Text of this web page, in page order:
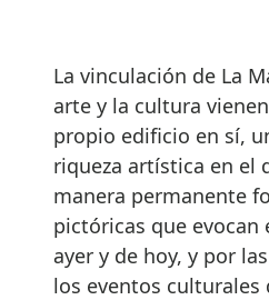
La vinculación de La
arte y la cultura
propio edificio en sí,
riqueza artística en el
manera permanente
pictóricas que evocan
ayer y de hoy, y por
los eventos culturales